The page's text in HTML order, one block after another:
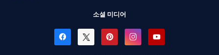
소셜 미디어